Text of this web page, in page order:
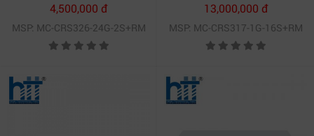
4,500,000 đ
MSP: MC-CRS326-24G-2S+RM
13,000,000 đ
MSP: MC-CRS317-1G-16S+RM